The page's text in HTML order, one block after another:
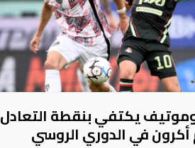
يكتفي بنقطة التعادل
أكرون في الدوري الروسي